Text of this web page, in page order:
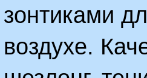
зонтиками
воздухе.